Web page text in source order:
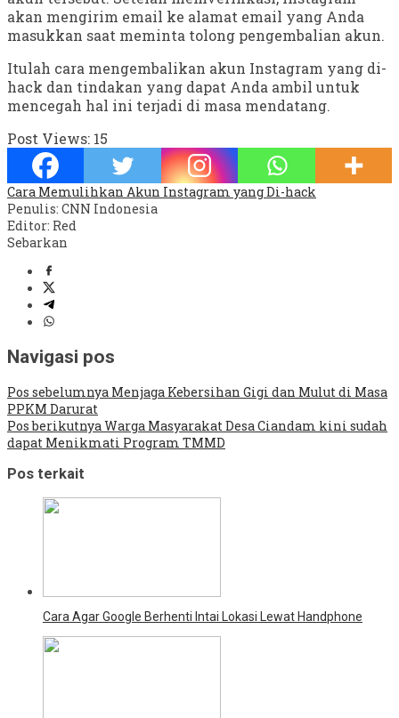
akan mengirim email ke alamat email yang Anda
masukkan saat meminta tolong pengembalian akun.
Itulah cara mengembalikan akun Instagram yang di-
hack dan tindakan yang dapat Anda ambil untuk
mencegah hal ini terjadi di masa mendatang.
Post Views: 15
Cara Memulihkan Akun Instagram yang Di-hack
Penulis: CNN Indonesia
Editor: Red
Sebarkan
Navigasi pos
Pos sebelumnya Menjaga Kebersihan Gigi dan Mulut di Masa
PPKM Darurat
Pos berikutnyaWarga Masyarakat Desa Ciandam kini sudah
dapat Menikmati Program TMMD
Pos terkait
Cara Agar Google Berhenti Intai Lokasi Lewat Handphone